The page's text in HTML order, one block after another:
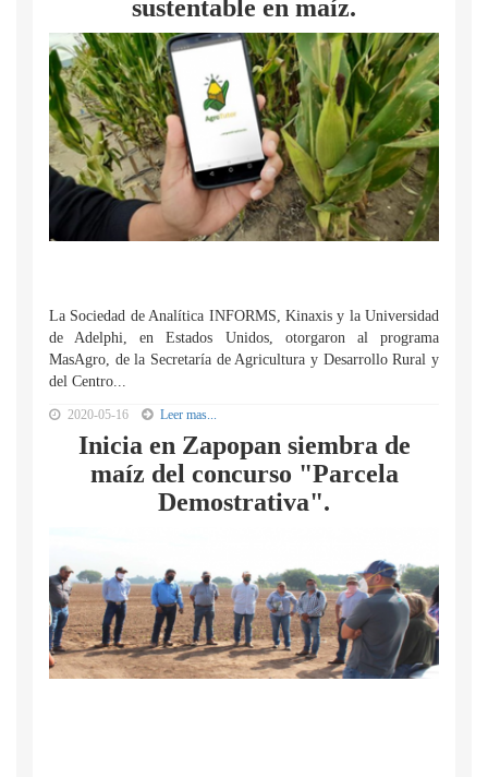
sustentable en maíz.
La Sociedad de Analítica INFORMS, Kinaxis y la Universidad
de Adelphi, en Estados Unidos, otorgaron al programa
MasAgro, de la Secretaría de Agricultura y Desarrollo Rural y
del Centro...
2020-05-16 Leer mas...
Inicia en Zapopan siembra de
maíz del concurso "Parcela
Demostrativa".